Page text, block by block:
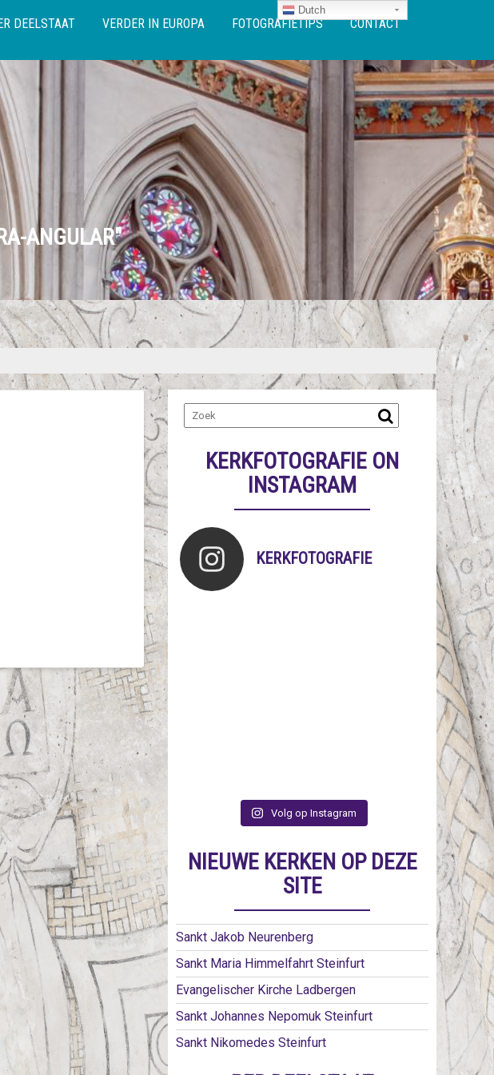
DEELSTAAT VERDER IN EUROPA FOTOGRAFIETIPS CONTACT
ANGULAR"
KERKFOTOGRAFIE ON
INSTAGRAM
KERKFOTOGRAFIE
Volg op Instagram
NIEUWE KERKEN OP DEZE
SITE
Sankt Jakob Neurenberg
Sankt Maria Himmelfahrt Steinfurt
Evangelischer Kirche Ladbergen
Sankt Johannes Nepomuk Steinfurt
Sankt Nikomedes Steinfurt
Dutch